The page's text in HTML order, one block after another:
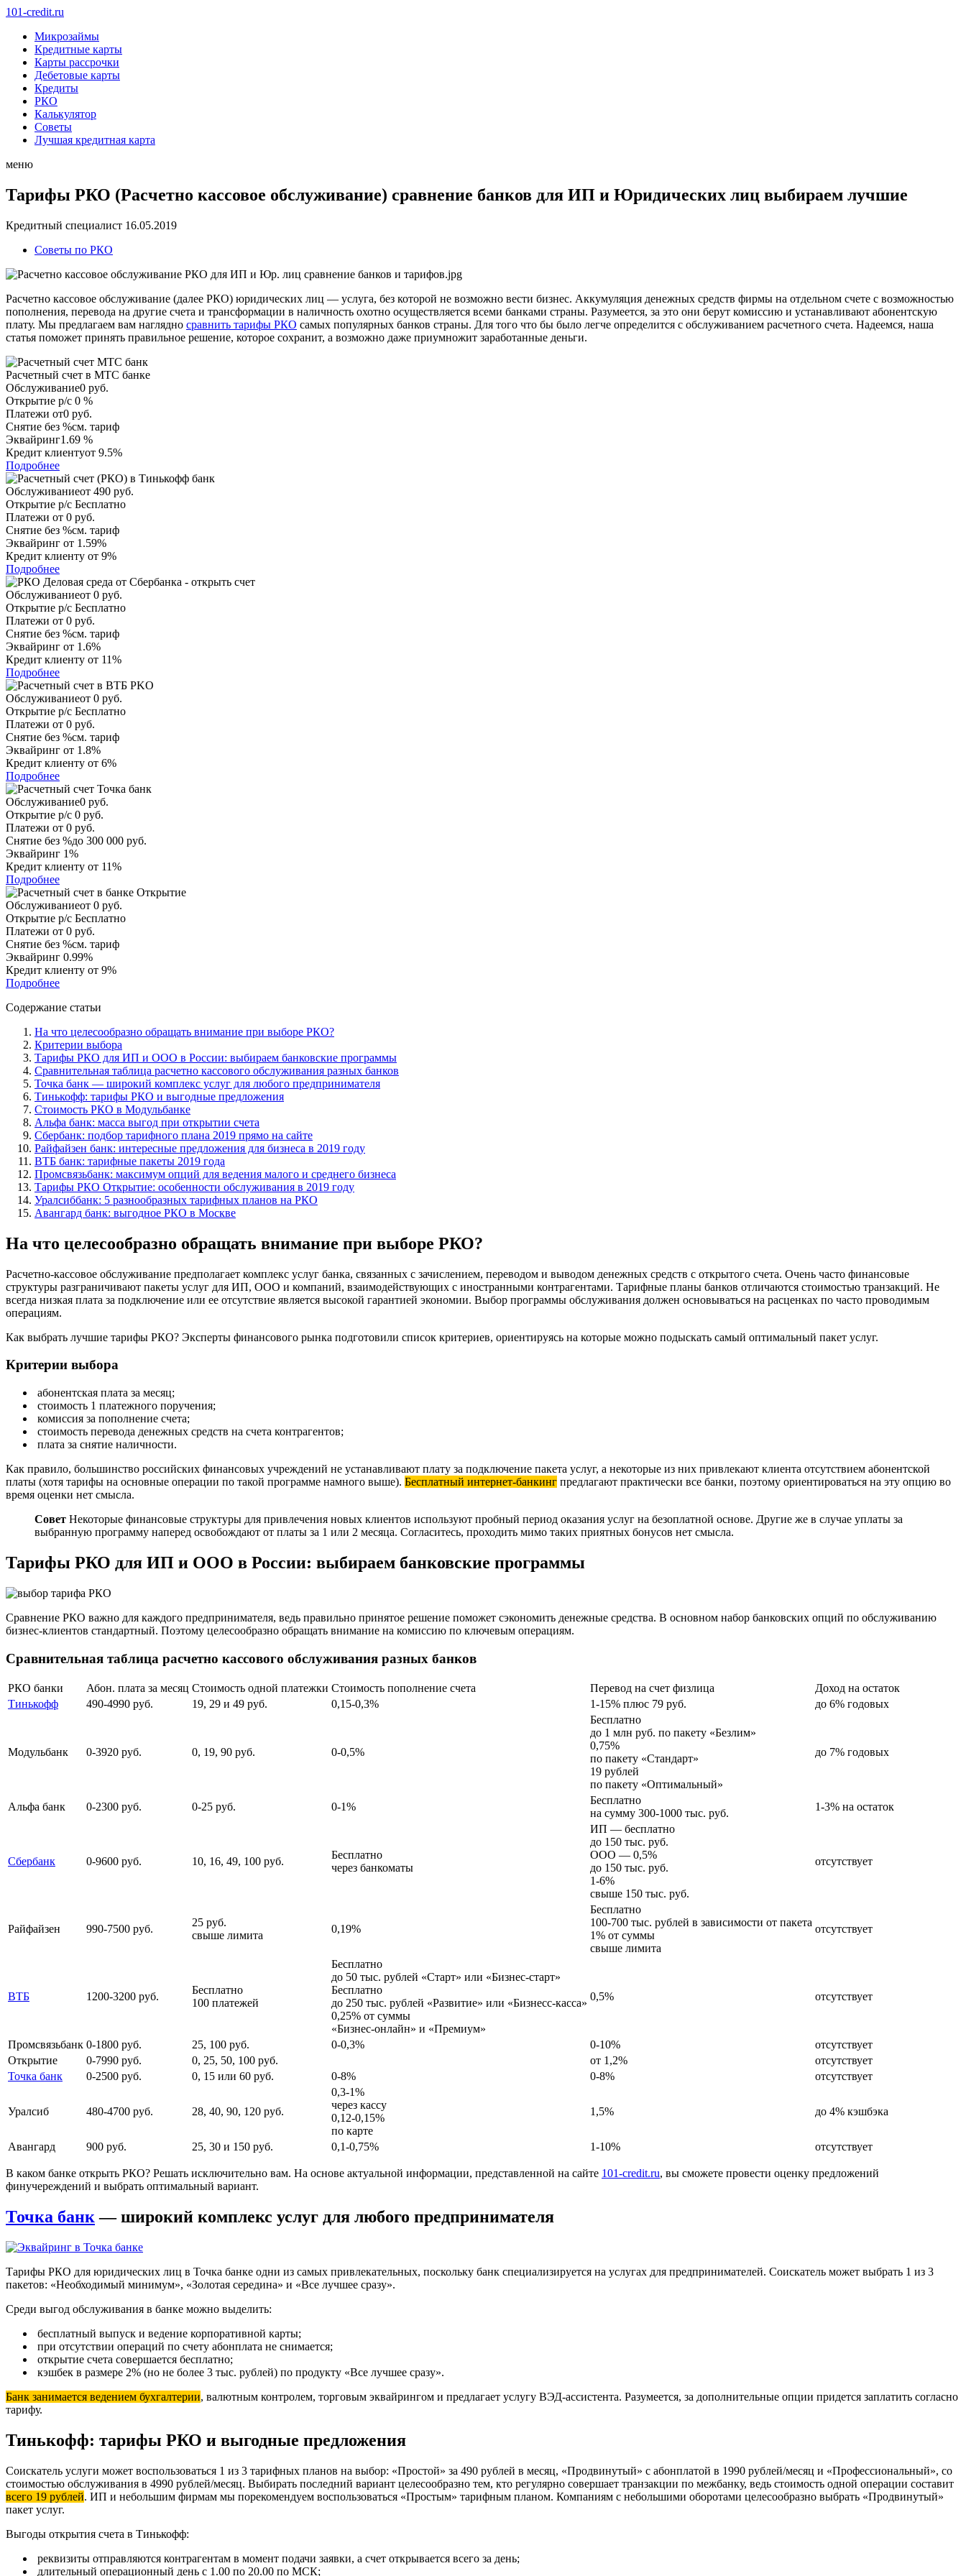
101-credit.ru
Микрозаймы
Кредитные карты
Карты рассрочки
Дебетовые карты
Кредиты
РКО
Калькулятор
Советы
Лучшая кредитная карта
меню
Тарифы РКО (Расчетно кассовое обслуживание) сравнение банков для ИП и Юридических лиц выбираем лучшие
Кредитный специалист 16.05.2019
Советы по РКО
Расчетно кассовое обслуживание (далее РКО) юридических лиц — услуга, без которой не возможно вести бизнес. Аккумуляция денежных средств фирмы на отдельном счете с возможностью
пополнения, перевода на другие счета и трансформации в наличность охотно осуществляется всеми банками страны. Разумеется, за это они берут комиссию и устанавливают абонентскую
плату. Мы предлагаем вам наглядно сравнить тарифы РКО самых популярных банков страны. Для того что бы было легче определится с обслуживанием расчетного счета. Надеемся, наша
статья поможет принять правильное решение, которое сохранит, а возможно даже приумножит заработанные деньги.
Расчетный счет в МТС банке
Обслуживание0 руб.
Открытие р/с 0 %
Платежи от0 руб.
Снятие без %см. тариф
Эквайринг1.69 %
Кредит клиентуот 9.5%
Подробнее
Обслуживаниеот 490 руб.
Открытие р/с Бесплатно
Платежи от 0 руб.
Снятие без %см. тариф
Эквайринг от 1.59%
Кредит клиенту от 9%
Подробнее
Обслуживаниеот 0 руб.
Открытие р/с Бесплатно
Платежи от 0 руб.
Снятие без %см. тариф
Эквайринг от 1.6%
Кредит клиенту от 11%
Подробнее
Обслуживаниеот 0 руб.
Открытие р/с Бесплатно
Платежи от 0 руб.
Снятие без %см. тариф
Эквайринг от 1.8%
Кредит клиенту от 6%
Подробнее
Обслуживание0 руб.
Открытие р/с 0 руб.
Платежи от 0 руб.
Снятие без %до 300 000 руб.
Эквайринг 1%
Кредит клиенту от 11%
Подробнее
Обслуживаниеот 0 руб.
Открытие р/с Бесплатно
Платежи от 0 руб.
Снятие без %см. тариф
Эквайринг 0.99%
Кредит клиенту от 9%
Подробнее
Содержание статьи
На что целесообразно обращать внимание при выборе РКО?
Критерии выбора
Тарифы РКО для ИП и ООО в России: выбираем банковские программы
Сравнительная таблица расчетно кассового обслуживания разных банков
Точка банк — широкий комплекс услуг для любого предпринимателя
Тинькофф: тарифы РКО и выгодные предложения
Стоимость РКО в Модульбанке
Альфа банк: масса выгод при открытии счета
Сбербанк: подбор тарифного плана 2019 прямо на сайте
Райфайзен банк: интересные предложения для бизнеса в 2019 году
ВТБ банк: тарифные пакеты 2019 года
Промсвязьбанк: максимум опций для ведения малого и среднего бизнеса
Тарифы РКО Открытие: особенности обслуживания в 2019 году
Уралсиббанк: 5 разнообразных тарифных планов на РКО
Авангард банк: выгодное РКО в Москве
На что целесообразно обращать внимание при выборе РКО?
Расчетно-кассовое обслуживание предполагает комплекс услуг банка, связанных с зачислением, переводом и выводом денежных средств с открытого счета. Очень часто финансовые
структуры разграничивают пакеты услуг для ИП, ООО и компаний, взаимодействующих с иностранными контрагентами. Тарифные планы банков отличаются стоимостью транзакций. Не
всегда низкая плата за подключение или ее отсутствие является высокой гарантией экономии. Выбор программы обслуживания должен основываться на расценках по часто проводимым
операциям.
Как выбрать лучшие тарифы РКО? Эксперты финансового рынка подготовили список критериев, ориентируясь на которые можно подыскать самый оптимальный пакет услуг.
Критерии выбора
абонентская плата за месяц;
стоимость 1 платежного поручения;
комиссия за пополнение счета;
стоимость перевода денежных средств на счета контрагентов;
плата за снятие наличности.
Как правило, большинство российских финансовых учреждений не устанавливают плату за подключение пакета услуг, а некоторые из них привлекают клиента отсутствием абонентской
платы (хотя тарифы на основные операции по такой программе намного выше). Бесплатный интернет-банкинг предлагают практически все банки, поэтому ориентироваться на эту опцию во
время оценки нет смысла.
Совет Некоторые финансовые структуры для привлечения новых клиентов используют пробный период оказания услуг на безоплатной основе. Другие же в случае уплаты за
выбранную программу наперед освобождают от платы за 1 или 2 месяца. Согласитесь, проходить мимо таких приятных бонусов нет смысла.
Тарифы РКО для ИП и ООО в России: выбираем банковские программы
Сравнение РКО важно для каждого предпринимателя, ведь правильно принятое решение поможет сэкономить денежные средства. В основном набор банковских опций по обслуживанию
бизнес-клиентов стандартный. Поэтому целесообразно обращать внимание на комиссию по ключевым операциям.
Сравнительная таблица расчетно кассового обслуживания разных банков
РКО банки Абон. плата за месяц Стоимость одной платежки Стоимость пополнение счета Перевод на счет физлица
Доход на остаток
Тинькофф
490-4990 руб. 19, 29 и 49 руб. 0,15-0,3% 1-15% плюс 79 руб. до 6% годовых
Модульбанк 0-3920 руб. 0, 19, 90 руб. 0-0,5%
Бесплатно
до 1 млн руб. по пакету «Безлим»
0,75%
по пакету «Стандарт»
19 рублей
по пакету «Оптимальный»
до 7% годовых
Альфа банк 0-2300 руб. 0-25 руб. 0-1%
Бесплатно
на сумму 300-1000 тыс. руб.
1-3% на остаток
Сбербанк 0-9600 руб. 10, 16, 49, 100 руб.
Бесплатно
через банкоматы
ИП — бесплатно
до 150 тыс. руб.
ООО — 0,5%
до 150 тыс. руб.
1-6%
свыше 150 тыс. руб.
отсутствует
Райфайзен 990-7500 руб.
25 руб.
свыше лимита
0,19%
Бесплатно
100-700 тыс. рублей в зависимости от пакета
1% от суммы
свыше лимита
отсутствует
ВТБ 1200-3200 руб.
Бесплатно
100 платежей
Бесплатно
до 50 тыс. рублей «Старт» или «Бизнес-старт»
Бесплатно
до 250 тыс. рублей «Развитие» или «Бизнесс-касса»
0,25% от суммы
«Бизнес-онлайн» и «Премиум»
0,5% отсутствует
Промсвязьбанк 0-1800 руб. 25, 100 руб. 0-0,3% 0-10%
отсутствует
Открытие
0-7990 руб. 0, 25, 50, 100 руб. от 1,2%
отсутствует
Точка банк
0-2500 руб. 0, 15 или 60 руб. 0-8% 0-8% отсутствует
Уралсиб 480-4700 руб. 28, 40, 90, 120 руб.
0,3-1%
через кассу
0,12-0,15%
по карте
1,5% до 4% кэшбэка
Авангард 900 руб. 25, 30 и 150 руб. 0,1-0,75% 1-10% отсутствует
В каком банке открыть РКО? Решать исключительно вам. На основе актуальной информации, представленной на сайте 101-credit.ru, вы сможете провести оценку предложений
финучереждений и выбрать оптимальный вариант.
Точка банк— широкий комплекс услуг для любого предпринимателя
Тарифы РКО для юридических лиц в Точка банке одни из самых привлекательных, поскольку банк специализируется на услугах для предпринимателей. Соискатель может выбрать 1 из 3
пакетов: «Необходимый минимум», «Золотая середина» и «Все лучшее сразу».
Среди выгод обслуживания в банке можно выделить:
бесплатный выпуск и ведение корпоративной карты;
при отсутствии операций по счету абонплата не снимается;
открытие счета совершается бесплатно;
кэшбек в размере 2% (но не более 3 тыс. рублей) по продукту «Все лучшее сразу».
Банк занимается ведением бухгалтерии, валютным контролем, торговым эквайрингом и предлагает услугу ВЭД-ассистента. Разумеется, за дополнительные опции придется заплатить согласно
тарифу.
Тинькофф: тарифы РКО и выгодные предложения
Соискатель услуги может воспользоваться 1 из 3 тарифных планов на выбор: «Простой» за 490 рублей в месяц, «Продвинутый» с абонплатой в 1990 рублей/месяц и «Профессиональный», со
стоимостью обслуживания в 4990 рублей/месяц. Выбирать последний вариант целесообразно тем, кто регулярно совершает транзакции по межбанку, ведь стоимость одной операции составит
всего 19 рублей. ИП и небольшим фирмам мы порекомендуем воспользоваться «Простым» тарифным планом. Компаниям с небольшими оборотами целесообразно выбрать «Продвинутый»
пакет услуг.
Выгоды открытия счета в Тинькофф:
реквизиты отправляются контрагентам в момент подачи заявки, а счет открывается всего за день;
длительный операционный день с 1.00 по 20.00 по МСК;